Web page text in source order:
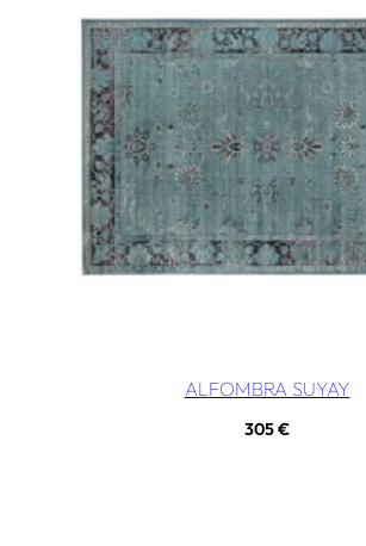
ALFOMBRA SUYAY
305€